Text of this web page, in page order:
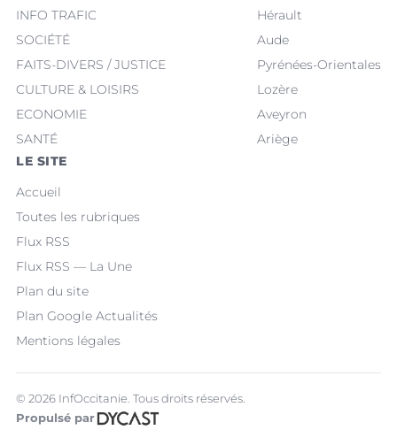
INFO TRAFIC
SOCIÉTÉ
FAITS-DIVERS / JUSTICE
CULTURE & LOISIRS
ECONOMIE
SANTÉ
Hérault
Aude
Pyrénées-Orientales
Lozère
Aveyron
Ariège
LE SITE
Accueil
Toutes les rubriques
Flux RSS
Flux RSS — La Une
Plan du site
Plan Google Actualités
Mentions légales
© 2026 InfOccitanie. Tous droits réservés.
Propulsé par